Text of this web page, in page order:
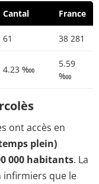
Cantal France
61 38 281
4.23 ‱
5.59
‱
ont accès en
plein)
000 habitants. La
infirmiers que le